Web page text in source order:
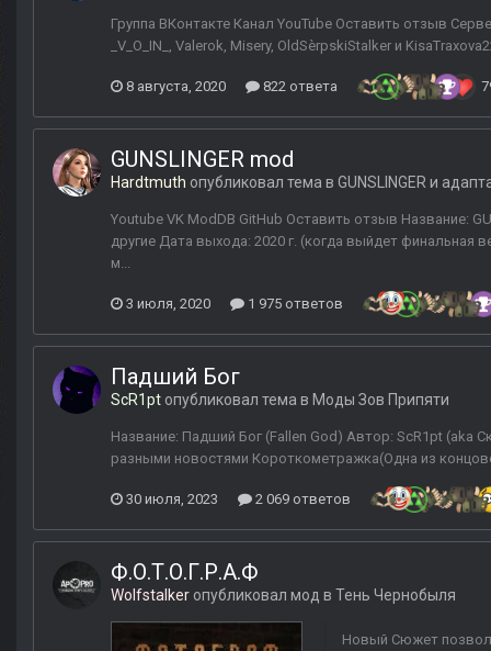
Группа ВКонтакте Канал YouTube Оставить отзыв
_V_O_IN_, Valerok, Misery, OldSèrpskiStalker и
8 августа, 2020 822 ответа
GUNSLINGER mod
Hardtmuth опубликовал тема в GUNSLINGER и
Youtube VK ModDB GitHub Оставить отзыв Название:
другие Дата выхода: 2020 г. (когда выйдет финальная
м...
3 июля, 2020 1 975 ответов
Падший Бог
ScR1pt опубликовал тема в Моды Зов Припяти
Название: Падший Бог (Fallen God) Автор: ScR1pt (aka
разными новостями Короткометражка(Одна из
30 июля, 2023 2 069 ответов
Ф.О.Т.О.Г.Р.А.Ф
Wolfstalker опубликовал мод в Тень Чернобыля
Новый Сюжет